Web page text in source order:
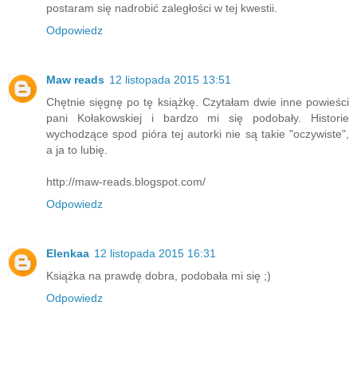
postaram się nadrobić zaległości w tej kwestii.
Odpowiedz
Maw reads 12 listopada 2015 13:51
Chętnie sięgnę po tę książkę. Czytałam dwie inne powieści
pani Kołakowskiej i bardzo mi się podobały. Historie
wychodzące spod pióra tej autorki nie są takie "oczywiste",
a ja to lubię.
http://maw-reads.blogspot.com/
Odpowiedz
Elenkaa 12 listopada 2015 16:31
Książka na prawdę dobra, podobała mi się ;)
Odpowiedz